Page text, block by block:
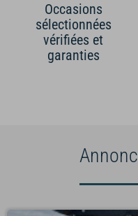
Occasions
sélectionnées
vérifiées et
garanties